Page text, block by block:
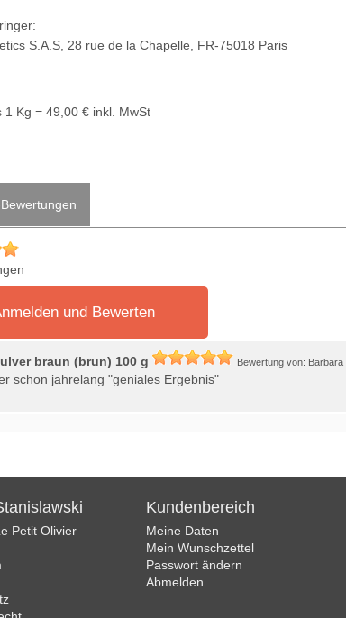
S.A.S, 28 rue de la Chapelle, FR-75018 Paris
1 Kg = 49,00 € inkl. MwSt
und Bewerten
braun (brun) 100 g Bewertung von:
schon jahrelang "geniales Ergebnis"
Petit Olivier
Kundenbereich
Meine Daten
Mein Wunschzettel
Passwort ändern
Abmelden